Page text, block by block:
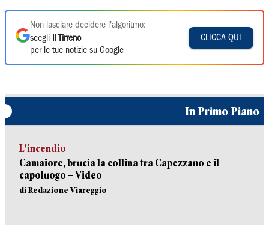
Non lasciare decidere l'algoritmo:
scegli
Il Tirreno
per le tue notizie su Google
CLICCA QUI
In Primo Piano
L'incendio
Camaiore, brucia la collina tra Capezzano e il
capoluogo – Video
di Redazione Viareggio